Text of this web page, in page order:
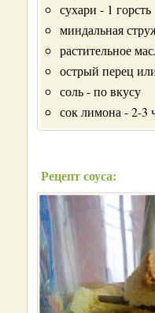
сухари - 1 горсть
миндальная
растительное
острый перец
соль - по вкусу
сок лимона - 2-3
Рецепт соуса: